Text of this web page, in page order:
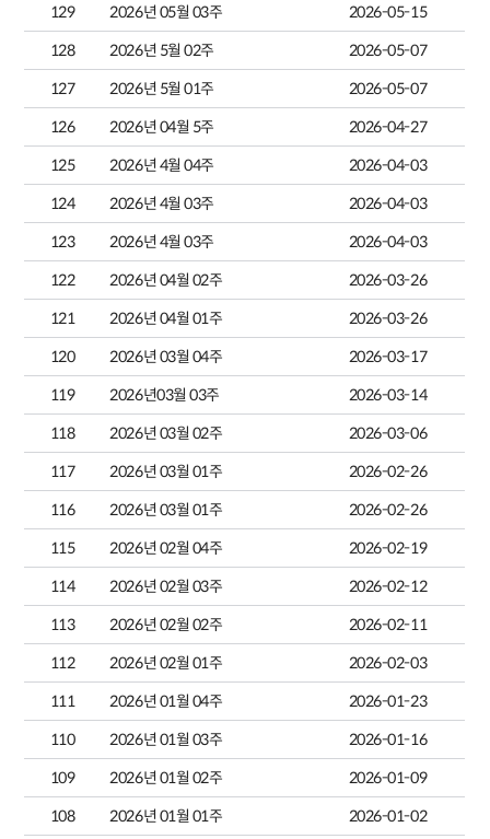
129
2026년 05월 03주
2026-05-15
128
2026년 5월 02주
2026-05-07
127
2026년 5월 01주
2026-05-07
126
2026년 04월 5주
2026-04-27
125
2026년 4월 04주
2026-04-03
124
2026년 4월 03주
2026-04-03
123
2026년 4월 03주
2026-04-03
122
2026년 04월 02주
2026-03-26
121
2026년 04월 01주
2026-03-26
120
2026년 03월 04주
2026-03-17
119
2026년03월 03주
2026-03-14
118
2026년 03월 02주
2026-03-06
117
2026년 03월 01주
2026-02-26
116
2026년 03월 01주
2026-02-26
115
2026년 02월 04주
2026-02-19
114
2026년 02월 03주
2026-02-12
113
2026년 02월 02주
2026-02-11
112
2026년 02월 01주
2026-02-03
111
2026년 01월 04주
2026-01-23
110
2026년 01월 03주
2026-01-16
109
2026년 01월 02주
2026-01-09
108
2026년 01월 01주
2026-01-02